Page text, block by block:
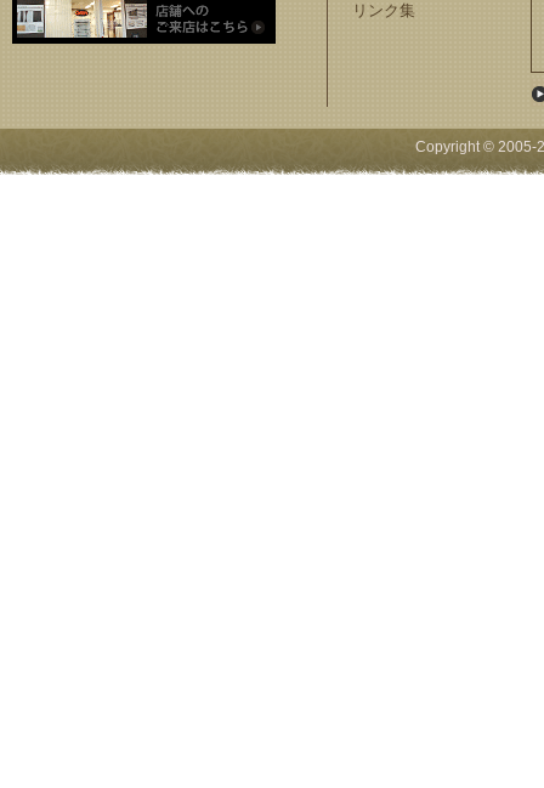
リンク集
Copyright © 2005-